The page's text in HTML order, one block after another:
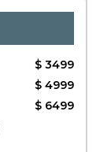
$ 3499
$ 4999
$ 6499